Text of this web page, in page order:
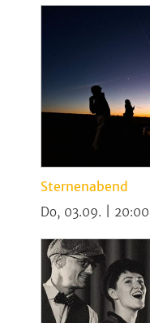
Sternenabend
Do, 03.09. | 20:00